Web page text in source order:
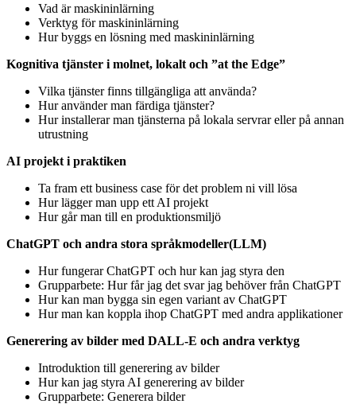
Vad är maskininlärning
Verktyg för maskininlärning
Hur byggs en lösning med maskininlärning
Kognitiva tjänster i molnet, lokalt och ”at the Edge”
Vilka tjänster finns tillgängliga att använda?
Hur använder man färdiga tjänster?
Hur installerar man tjänsterna på lokala servrar eller på annan
utrustning
AI projekt i praktiken
Ta fram ett business case för det problem ni vill lösa
Hur lägger man upp ett AI projekt
Hur går man till en produktionsmiljö
ChatGPT och andra stora språkmodeller(LLM)
Hur fungerar ChatGPT och hur kan jag styra den
Grupparbete: Hur får jag det svar jag behöver från ChatGPT
Hur kan man bygga sin egen variant av ChatGPT
Hur man kan koppla ihop ChatGPT med andra applikationer
Generering av bilder med DALL-E och andra verktyg
Introduktion till generering av bilder
Hur kan jag styra AI generering av bilder
Grupparbete: Generera bilder